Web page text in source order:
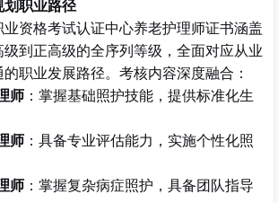
划职业路径
业资格考试认证中心养老护理师证书涵盖
级到正高级的全序列等级，全面对应从业
职业发展路径。考核内容深度融合：
师：掌握基础照护技能，提供标准化生
师：具备专业评估能力，实施个性化照
师：掌握复杂病症照护，具备团队指导